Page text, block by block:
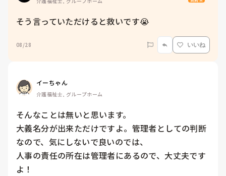
そう言っていただけると救いです😭
08/28 いいね
イーちゃん
介護福祉士, グループホーム
そんなことは無いと思います。
大義名分が出来ただけですよ。管理者としての判断
なので、気にしないで良いのでは、
人事の責任の所在は管理者にあるので、大丈夫です
よ！